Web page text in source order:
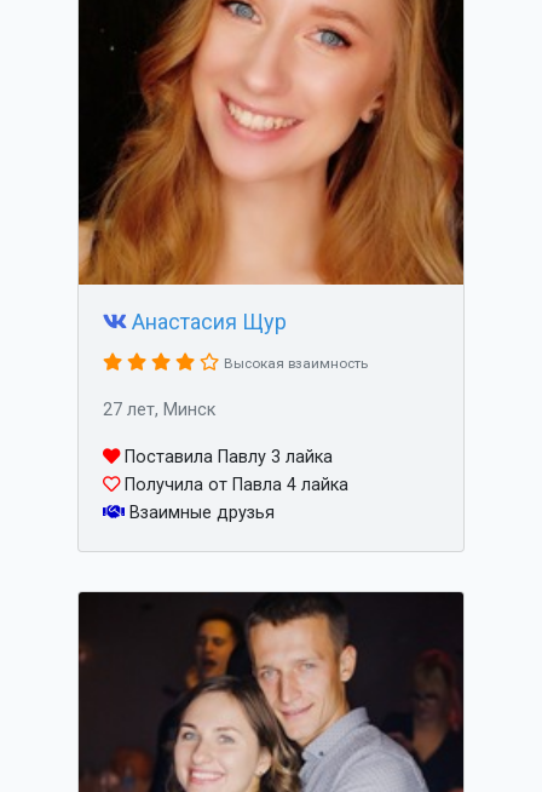
Анастасия Щур
Высокая взаимность
27 лет, Минск
Поставила Павлу 3 лайка
Получила от Павла 4 лайка
Взаимные друзья